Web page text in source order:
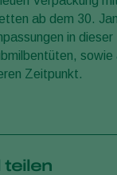
ab dem 30.
in
sowie
Zeitpunkt.
teilen